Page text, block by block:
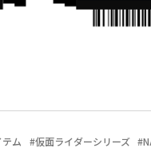
ム #仮面ライダーシリーズ